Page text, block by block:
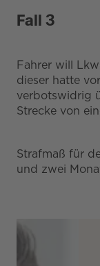
Fall 3
Fahrer will
dieser hatte
verbotswidrig
Strecke von
Strafmaß für
und zwei